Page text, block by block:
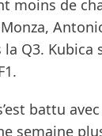
moins de
Q3. Kubica
battu
semaine